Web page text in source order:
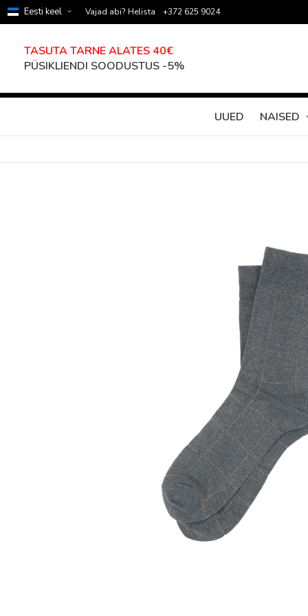
Eesti keel Vajad abi? Helista +372 625 9024
TASUTA TARNE ALATES 40€
PÜSIKLIENDI SOODUSTUS -5%
UUED NAISED